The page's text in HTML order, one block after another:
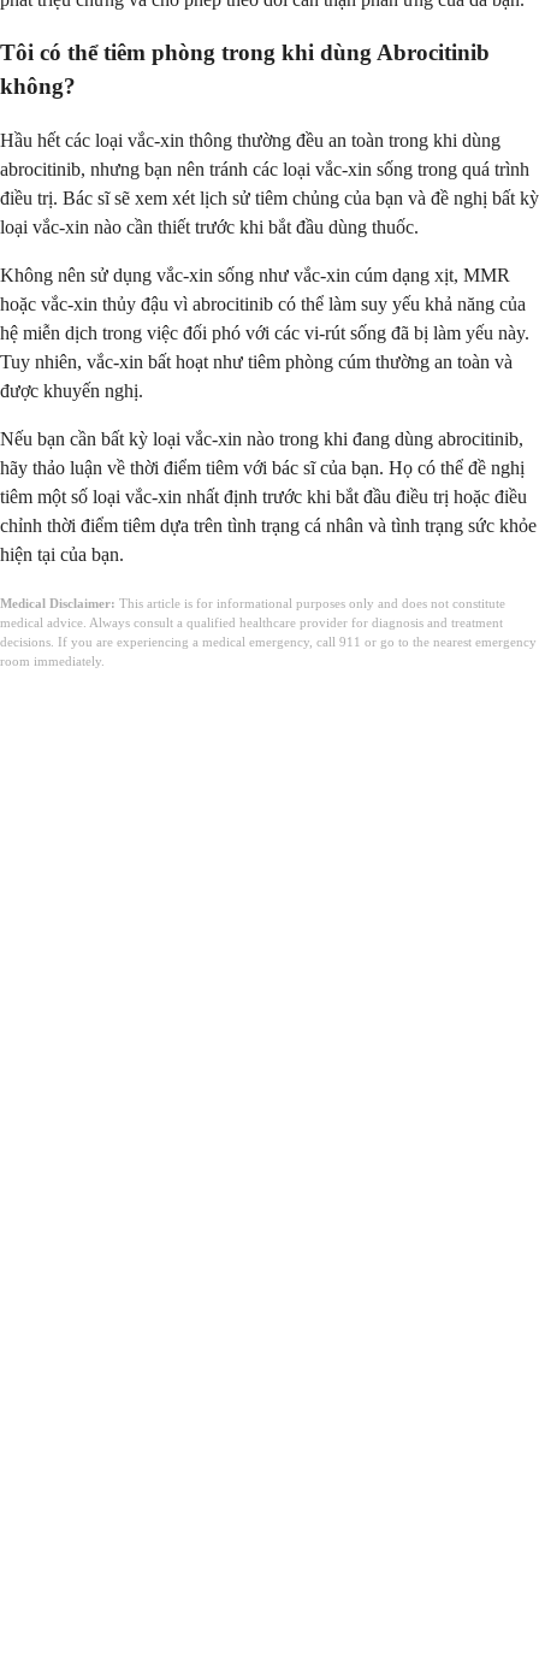
Tôi có thể tiêm phòng trong khi dùng Abrocitinib
không?
Hầu hết các loại vắc-xin thông thường đều an toàn trong khi dùng
abrocitinib, nhưng bạn nên tránh các loại vắc-xin sống trong quá trình
điều trị. Bác sĩ sẽ xem xét lịch sử tiêm chủng của bạn và đề nghị bất kỳ
loại vắc-xin nào cần thiết trước khi bắt đầu dùng thuốc.
Không nên sử dụng vắc-xin sống như vắc-xin cúm dạng xịt, MMR
hoặc vắc-xin thủy đậu vì abrocitinib có thể làm suy yếu khả năng của
hệ miễn dịch trong việc đối phó với các vi-rút sống đã bị làm yếu này.
Tuy nhiên, vắc-xin bất hoạt như tiêm phòng cúm thường an toàn và
được khuyến nghị.
Nếu bạn cần bất kỳ loại vắc-xin nào trong khi đang dùng abrocitinib,
hãy thảo luận về thời điểm tiêm với bác sĩ của bạn. Họ có thể đề nghị
tiêm một số loại vắc-xin nhất định trước khi bắt đầu điều trị hoặc điều
chỉnh thời điểm tiêm dựa trên tình trạng cá nhân và tình trạng sức khỏe
hiện tại của bạn.
Medical Disclaimer: This article is for informational purposes only and does not constitute
medical advice. Always consult a qualified healthcare provider for diagnosis and treatment
decisions. If you are experiencing a medical emergency, call 911 or go to the nearest emergency
room immediately.